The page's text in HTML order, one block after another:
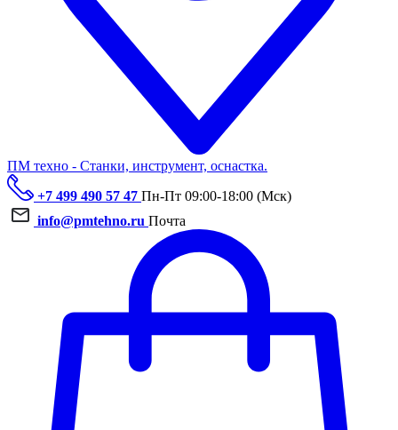
ПМ техно - Станки, инструмент, оснастка.
+7 499 490 57 47 Пн-Пт 09:00-18:00 (Мск)
info@pmtehno.ru Почта